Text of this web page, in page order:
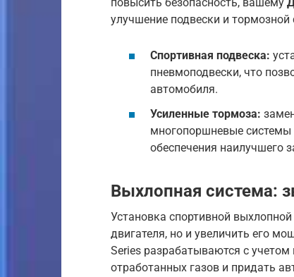
улучшение подвески и тормозной
Спортивная подвеска:
пневмоподвески, что
автомобиля.
Усиленные тормоза:
многопоршневые
обеспечения наилучшего
Выхлопная система:
Установка спортивной
двигателя, но и увеличить его
Series разрабатываются с
отработанных газов и придать